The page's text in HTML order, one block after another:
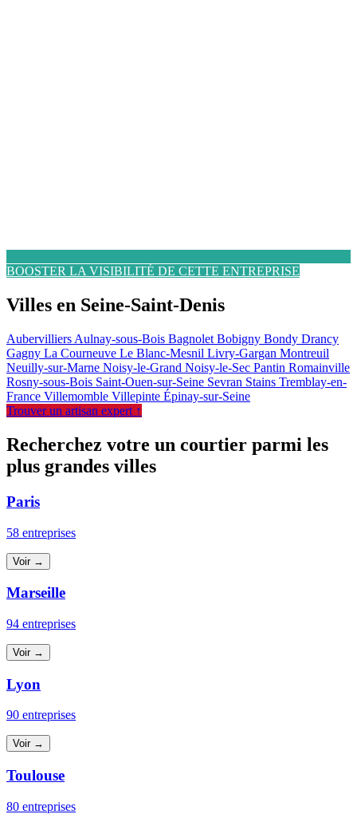
BOOSTER LA VISIBILITÉ DE CETTE ENTREPRISE
Villes en Seine-Saint-Denis
Aubervilliers Aulnay-sous-Bois Bagnolet Bobigny Bondy Drancy
Gagny La Courneuve Le Blanc-Mesnil Livry-Gargan Montreuil
Neuilly-sur-Marne Noisy-le-Grand Noisy-le-Sec Pantin Romainville
Rosny-sous-Bois Saint-Ouen-sur-Seine Sevran Stains Tremblay-en-
France Villemomble Villepinte Épinay-sur-Seine
Trouver un artisan expert ↑
Recherchez votre un courtier parmi les
plus grandes villes
Paris
58 entreprises
Voir →
Marseille
94 entreprises
Voir →
Lyon
90 entreprises
Voir →
Toulouse
80 entreprises